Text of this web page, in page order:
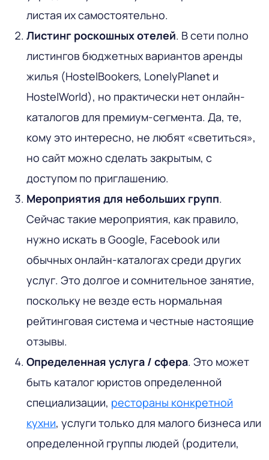
листая их самостоятельно.
Листинг роскошных отелей. В сети полно
листингов бюджетных вариантов аренды
жилья (HostelBookers, LonelyPlanet и
HostelWorld), но практически нет онлайн-
каталогов для премиум-сегмента. Да, те,
кому это интересно, не любят «светиться»,
но сайт можно сделать закрытым, с
доступом по приглашению.
Мероприятия для небольших групп.
Сейчас такие мероприятия, как правило,
нужно искать в Google, Facebook или
обычных онлайн-каталогах среди других
услуг. Это долгое и сомнительное занятие,
поскольку не везде есть нормальная
рейтинговая система и честные настоящие
отзывы.
Определенная услуга / сфера. Это может
быть каталог юристов определенной
специализации, рестораны конкретной
кухни, услуги только для малого бизнеса или
определенной группы людей (родители,